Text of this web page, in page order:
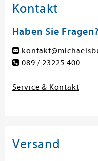
Kontakt
Haben Sie Fragen?
089 / 23225 400
Service & Kontakt
Versand